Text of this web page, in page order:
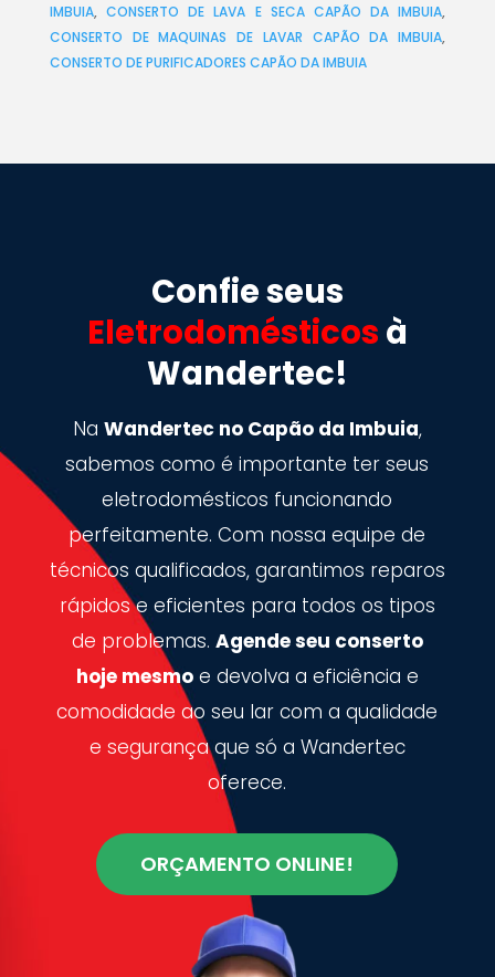
IMBUIA, CONSERTO DE LAVA E SECA CAPÃO DA IMBUIA,
CONSERTO DE MAQUINAS DE LAVAR CAPÃO DA IMBUIA,
CONSERTO DE PURIFICADORES CAPÃO DA IMBUIA
Confie seus
Eletrodomésticos à
Wandertec!
Na Wandertec no Capão da Imbuia,
sabemos como é importante ter seus
eletrodomésticos funcionando
perfeitamente. Com nossa equipe de
técnicos qualificados, garantimos reparos
rápidos e eficientes para todos os tipos
de problemas. Agende seu conserto
hoje mesmoe devolva a eficiência e
comodidade ao seu lar com a qualidade
e segurança que só a Wandertec
oferece.
ORÇAMENTO ONLINE!